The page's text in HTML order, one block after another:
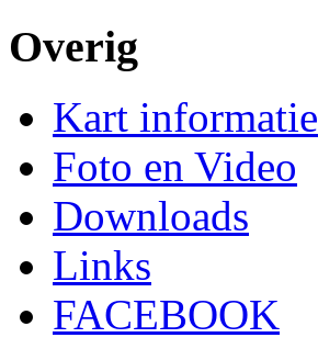
Overig
Kart informatie
Foto en Video
Downloads
Links
FACEBOOK